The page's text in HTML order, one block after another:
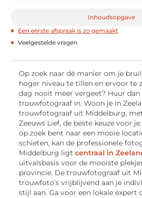
Inhoudsopgave
Een eerste afspraak is zo gemaakt
Veelgestelde vragen
Op zoek naar dé manier om je
hoger niveau te tillen en ervoor te
dag nooit meer vergeet? Huur dan
trouwfotograaf in. Woon je in
trouwfotograaf uit Middelburg,
Zeeuws Lief, de beste keuze voor
op zoek bent naar een mooie
schieten, kan de professionele
Middelburg ligtcentraal in
uitvalsbasis voor de mooiste
provincie. De trouwfotograaf uit
trouwfoto’s vrijblijvend aan je
stijl aan. Ga voor een lokale expert